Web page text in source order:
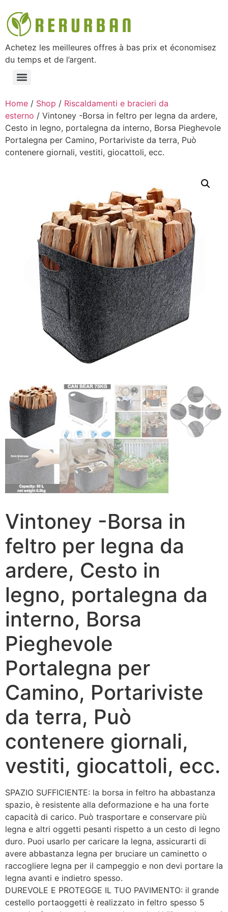
Achetez les meilleures offres à bas prix et économisez
du temps et de l’argent.
Home / Shop / Riscaldamenti e bracieri da
esterno / Vintoney -Borsa in feltro per legna da ardere,
Cesto in legno, portalegna da interno, Borsa Pieghevole
Portalegna per Camino, Portariviste da terra, Può
contenere giornali, vestiti, giocattoli, ecc.
Vintoney -Borsa in
feltro per legna da
ardere, Cesto in
legno, portalegna da
interno, Borsa
Pieghevole
Portalegna per
Camino, Portariviste
da terra, Può
contenere giornali,
vestiti, giocattoli, ecc.
SPAZIO SUFFICIENTE: la borsa in feltro ha abbastanza
spazio, è resistente alla deformazione e ha una forte
capacità di carico. Può trasportare e conservare più
legna e altri oggetti pesanti rispetto a un cesto di legno
duro. Puoi usarlo per caricare la legna, assicurarti di
avere abbastanza legna per bruciare un caminetto o
raccogliere legna per il campeggio e non devi portare la
legna avanti e indietro spesso.
DUREVOLE E PROTEGGE IL TUO PAVIMENTO: il grande
cestello portaoggetti è realizzato in feltro spesso 5